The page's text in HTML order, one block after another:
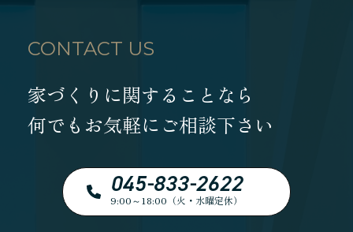
CONTACT US
家づくりに関することなら
何でもお気軽にご相談下さい
045-833-2622
9:00～18:00（火・水曜定休）